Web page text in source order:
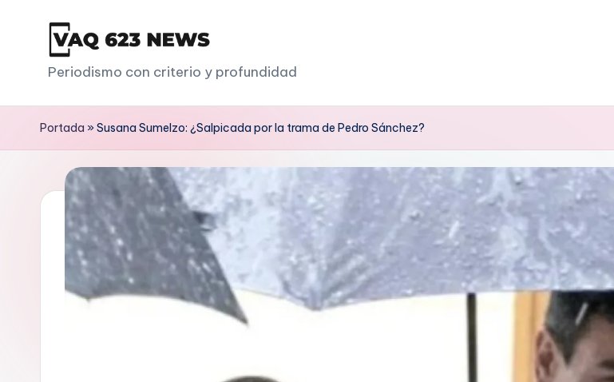
V
a
q
Periodismo con criterio y profundidad
Portada »Susana Sumelzo: ¿Salpicada por la trama de Pedro Sánchez?